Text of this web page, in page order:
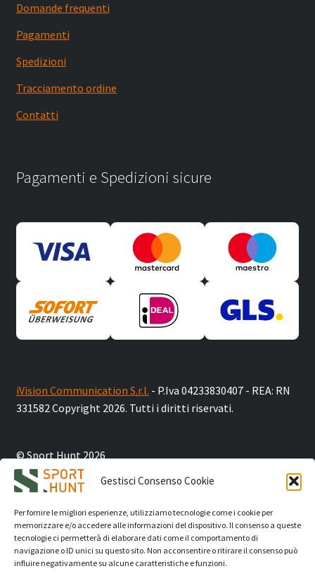
Gestisci Consenso Cookie
Per fornire le migliori esperienze, utilizziamo tecnologie come i cookie per
memorizzare e/o accedere alle informazioni del dispositivo. Il consenso a queste
tecnologie ci permetterà di elaborare dati come il comportamento di
navigazione o ID unici su questo sito. Non acconsentire o ritirare il consenso può
influire negativamente su alcune caratteristiche e funzioni.
Domande frequenti
Pagamenti
Spedizioni
Tracciamento ordine
Contatti
Pagamenti e Spedizioni sicure
iVision Communication S.r.l. - P.Iva 04233830407 - REA: RN
331582 Copyright 2026. Tutti i diritti riservati.
© Sport Hunt 2026
Cerca
Cerca
un
prodotto...
Cerca
un
prodotto...
Attendere...